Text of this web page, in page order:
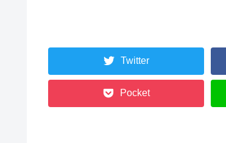
Twitter
Pocket